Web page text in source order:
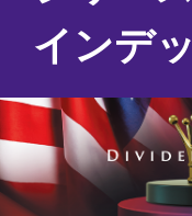
インデ